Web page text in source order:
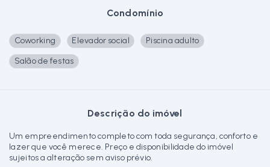
Condomínio
Coworking Elevador social
Piscina adulto
Salão de festas
Descrição do imóvel
Um empreendimento completo com toda segurança, conforto e
lazer que você merece. Preço e disponibilidade do imóvel
sujeitos a alteração sem aviso prévio.